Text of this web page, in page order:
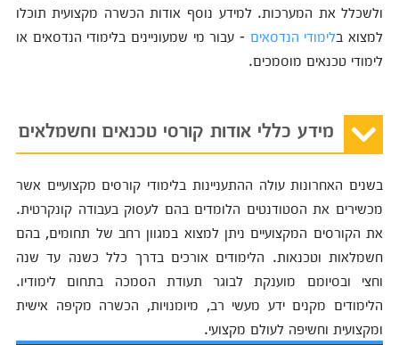
ולשכלל את המערכות. למידע נוסף אודות הכשרה מקצועית תוכלו
למצוא בלימודי הנדסאים - עבור מי שמעוניינים בלימודי הנדסאים או
לימודי טכנאים מוסמכים.
מידע כללי אודות קורסי טכנאים וחשמלאים
בשנים האחרונות עולה ההתעניינות בלימודי קורסים מקצועיים אשר
מכשירים את הסטודנטים הלומדים בהם לעסוק בעבודה קונקרטית.
את הקורסים המקצועיים ניתן למצוא במגוון רחב של תחומים, בהם
חשמלאות וטכנאות. הלימודים אורכים בדרך כלל כשנה עד שנה
וחצי ובסיומם מוענקת לבוגר תעודת הסמכה בתחום לימודיו.
הלימודים מקנים ידע מעשי רב, מיומנויות, הכשרה מקיפה אישית
ומקצועית וחשיפה לעולם מקצועי.